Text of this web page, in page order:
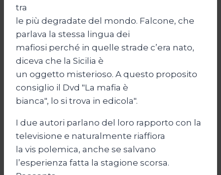
tra
le più degradate del mondo. Falcone, che
parlava la stessa lingua dei
mafiosi perché in quelle strade c’era nato,
diceva che la Sicilia è
un oggetto misterioso. A questo proposito
consiglio il Dvd "La mafia è
bianca", lo si trova in edicola".
I due autori parlano del loro rapporto con la
televisione e naturalmente riaffiora
la vis polemica, anche se salvano
l’esperienza fatta la stagione scorsa.